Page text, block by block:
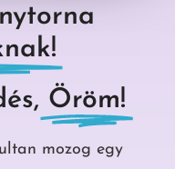
Öröm!
mozog egy